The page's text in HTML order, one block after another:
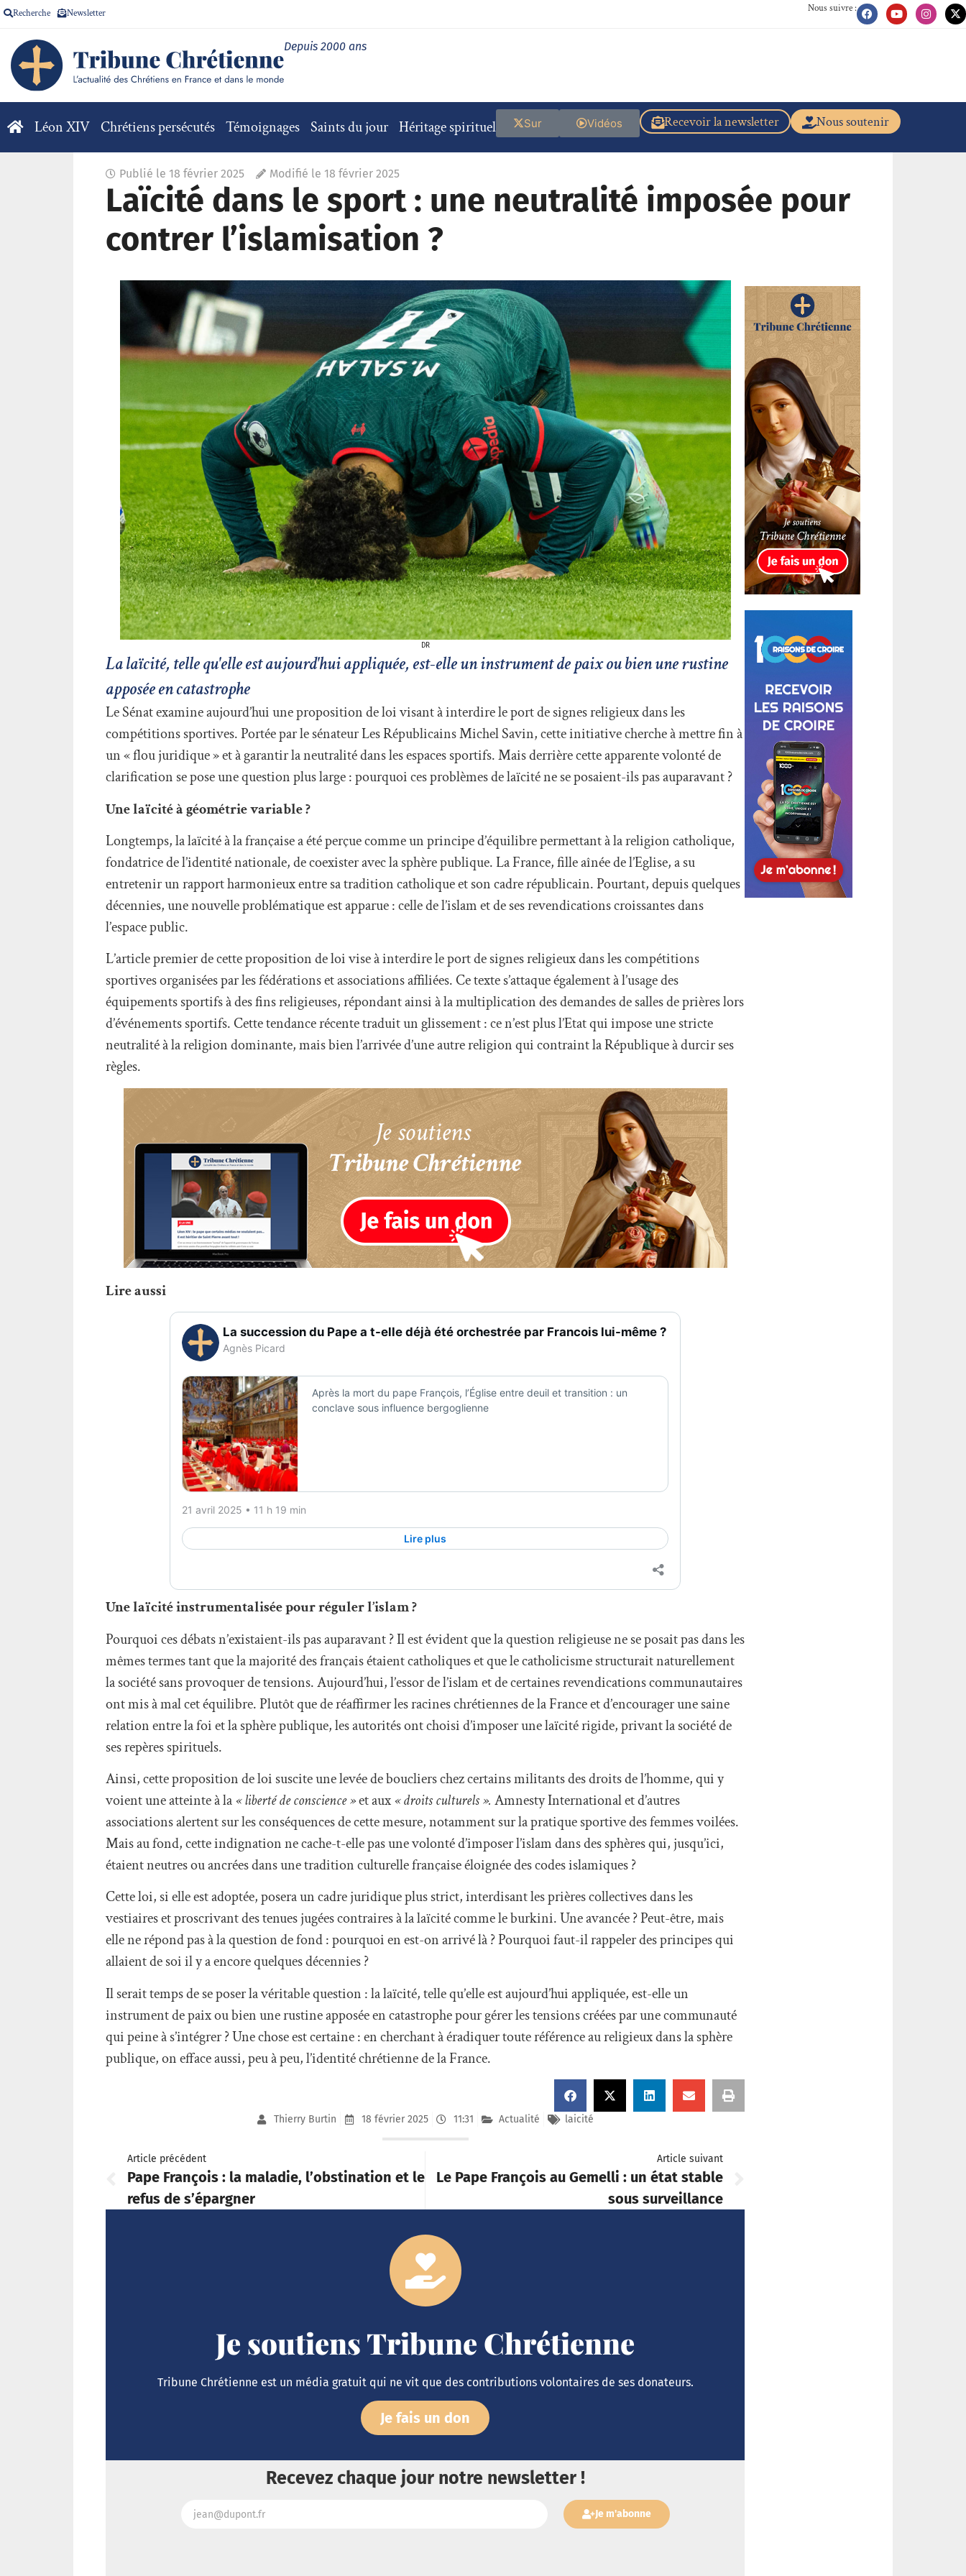
Recherche Newsletter Nous suivre :
Depuis 2000 ans
Léon XIV Chrétiens persécutés Témoignages Saints du jour Héritage spirituel Nous soutenir
Recevoir la newsletter
Vidéos
Sur
Publié le 18 février 2025 Modifié le 18 février 2025
Laïcité dans le sport : une neutralité imposée pour
contrer l’islamisation ?
DR
La laïcité, telle qu'elle est aujourd'hui appliquée, est-elle un instrument de paix ou bien une rustine
apposée en catastrophe
Le Sénat examine aujourd’hui une proposition de loi visant à interdire le port de signes religieux dans les
compétitions sportives. Portée par le sénateur Les Républicains Michel Savin, cette initiative cherche à mettre fin à
un « flou juridique » et à garantir la neutralité dans les espaces sportifs. Mais derrière cette apparente volonté de
clarification se pose une question plus large : pourquoi ces problèmes de laïcité ne se posaient-ils pas auparavant ?
Une laïcité à géométrie variable ?
Longtemps, la laïcité à la française a été perçue comme un principe d’équilibre permettant à la religion catholique,
fondatrice de l’identité nationale, de coexister avec la sphère publique. La France, fille aînée de l’Eglise, a su
entretenir un rapport harmonieux entre sa tradition catholique et son cadre républicain. Pourtant, depuis quelques
décennies, une nouvelle problématique est apparue : celle de l’islam et de ses revendications croissantes dans
l’espace public.
L’article premier de cette proposition de loi vise à interdire le port de signes religieux dans les compétitions
sportives organisées par les fédérations et associations affiliées. Ce texte s’attaque également à l’usage des
équipements sportifs à des fins religieuses, répondant ainsi à la multiplication des demandes de salles de prières lors
d’événements sportifs. Cette tendance récente traduit un glissement : ce n’est plus l’Etat qui impose une stricte
neutralité à la religion dominante, mais bien l’arrivée d’une autre religion qui contraint la République à durcir ses
règles.
Lire aussi
Une laïcité instrumentalisée pour réguler l’islam ?
Pourquoi ces débats n’existaient-ils pas auparavant ? Il est évident que la question religieuse ne se posait pas dans les
mêmes termes tant que la majorité des français étaient catholiques et que le catholicisme structurait naturellement
la société sans provoquer de tensions. Aujourd’hui, l’essor de l’islam et de certaines revendications communautaires
ont mis à mal cet équilibre. Plutôt que de réaffirmer les racines chrétiennes de la France et d’encourager une saine
relation entre la foi et la sphère publique, les autorités ont choisi d’imposer une laïcité rigide, privant la société de
ses repères spirituels.
Ainsi, cette proposition de loi suscite une levée de boucliers chez certains militants des droits de l’homme, qui y
voient une atteinte à la« liberté de conscience »et aux« droits culturels ». Amnesty International et d’autres
associations alertent sur les conséquences de cette mesure, notamment sur la pratique sportive des femmes voilées.
Mais au fond, cette indignation ne cache-t-elle pas une volonté d’imposer l’islam dans des sphères qui, jusqu’ici,
étaient neutres ou ancrées dans une tradition culturelle française éloignée des codes islamiques ?
Cette loi, si elle est adoptée, posera un cadre juridique plus strict, interdisant les prières collectives dans les
vestiaires et proscrivant des tenues jugées contraires à la laïcité comme le burkini. Une avancée ? Peut-être, mais
elle ne répond pas à la question de fond : pourquoi en est-on arrivé là ? Pourquoi faut-il rappeler des principes qui
allaient de soi il y a encore quelques décennies ?
Il serait temps de se poser la véritable question : la laïcité, telle qu’elle est aujourd’hui appliquée, est-elle un
instrument de paix ou bien une rustine apposée en catastrophe pour gérer les tensions créées par une communauté
qui peine à s’intégrer ? Une chose est certaine : en cherchant à éradiquer toute référence au religieux dans la sphère
publique, on efface aussi, peu à peu, l’identité chrétienne de la France.
Thierry Burtin 18 février 2025 11:31 Actualité laicité
Article précédent
Pape François : la maladie, l’obstination et le
refus de s’épargner
Article suivant
Le Pape François au Gemelli : un état stable
sous surveillance
Je soutiens Tribune Chrétienne
Tribune Chrétienne est un média gratuit qui ne vit que des contributions volontaires de ses donateurs.
Je fais un don
Recevez chaque jour notre newsletter !
Je m'abonne